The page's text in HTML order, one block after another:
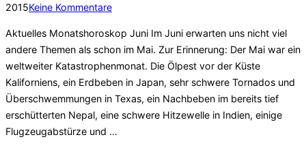
2015Keine Kommentare
Aktuelles Monatshoroskop Juni Im Juni erwarten uns nicht viel
andere Themen als schon im Mai. Zur Erinnerung: Der Mai war ein
weltweiter Katastrophenmonat. Die Ölpest vor der Küste
Kaliforniens, ein Erdbeben in Japan, sehr schwere Tornados und
Überschwemmungen in Texas, ein Nachbeben im bereits tief
erschütterten Nepal, eine schwere Hitzewelle in Indien, einige
Flugzeugabstürze und …